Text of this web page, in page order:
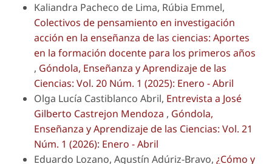
Kaliandra Pacheco de Lima, Rúbia Emmel,
Colectivos de pensamiento en investigación
acción en la enseñanza de las ciencias: Aportes
en la formación docente para los primeros años
, Góndola, Enseñanza y Aprendizaje de las
Ciencias: Vol. 20 Núm. 1 (2025): Enero - Abril
Olga Lucía Castiblanco Abril, Entrevista a José
Gilberto Castrejon Mendoza , Góndola,
Enseñanza y Aprendizaje de las Ciencias: Vol. 21
Núm. 1 (2026): Enero - Abril
Eduardo Lozano, Agustín Adúriz-Bravo, ¿Cómo y